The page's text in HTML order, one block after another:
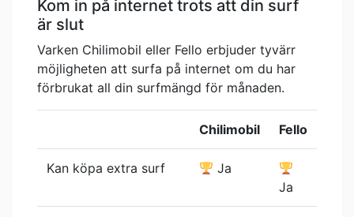
Kom in på internet trots att din surf
är slut
Varken Chilimobil eller Fello erbjuder tyvärr
möjligheten att surfa på internet om du har
förbrukat all din surfmängd för månaden.
Chilimobil Fello
Kan köpa extra surf
Ja
Ja